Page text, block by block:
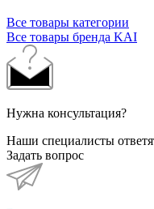
Все товары категории
Все товары бренда KAI
Нужна консультация?
Наши специалисты
Задать вопрос